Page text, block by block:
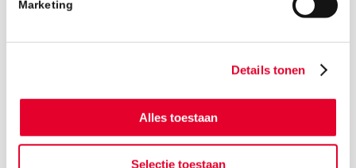
Marketing
Details tonen
Alles toestaan
Selectie toestaan